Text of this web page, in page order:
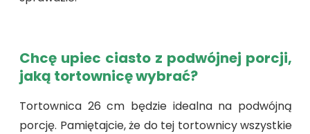
Chcę upiec ciasto z podwójnej porcji,
jaką tortownicę wybrać?
Tortownica 26 cm będzie idealna na podwójną
porcję. Pamiętajcie, że do tej tortownicy wszystkie